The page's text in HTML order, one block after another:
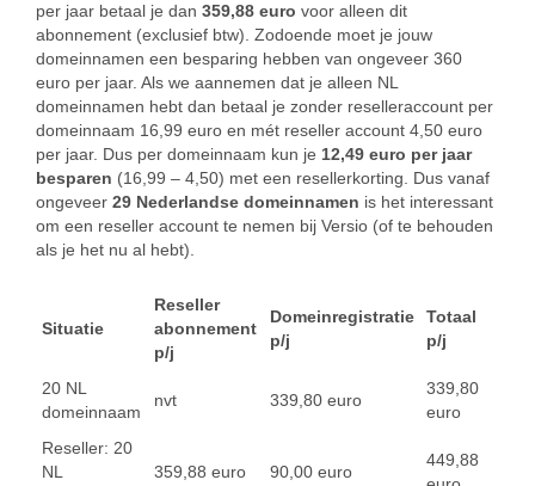
per jaar betaal je dan 359,88 euro voor alleen dit
abonnement (exclusief btw). Zodoende moet je jouw
domeinnamen een besparing hebben van ongeveer 360
euro per jaar. Als we aannemen dat je alleen NL
domeinnamen hebt dan betaal je zonder reselleraccount per
domeinnaam 16,99 euro en mét reseller account 4,50 euro
per jaar. Dus per domeinnaam kun je 12,49 euro per jaar
besparen (16,99 – 4,50) met een resellerkorting. Dus vanaf
ongeveer 29 Nederlandse domeinnamen is het interessant
om een reseller account te nemen bij Versio (of te behouden
als je het nu al hebt).
Situatie
Reseller
abonnement
p/j
Domeinregistratie
p/j
Totaal
p/j
20 NL
domeinnaam
nvt 339,80 euro
339,80
euro
Reseller: 20
NL
359,88 euro 90,00 euro
449,88